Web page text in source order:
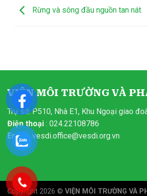
Rừng và sông đầu nguồn tan nát
VIỆN MÔI TRƯỜNG VÀ
Trụ sở: P510, Nhà E1, Khu Ngoại giao
Điện thoại : 024.22108786
Email:vesdi.office@vesdi.org.vn
Copyright 2026 © VIỆN MÔI TRƯỜNG VÀ